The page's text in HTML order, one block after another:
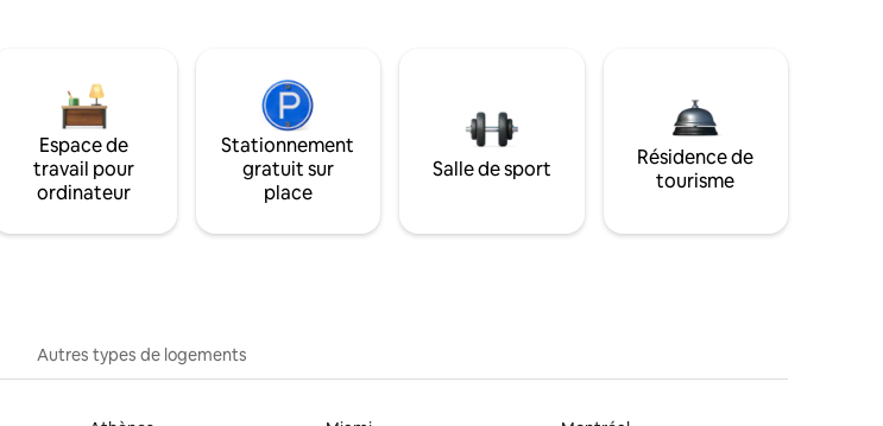
Espace de
travail pour
ordinateur
Stationnement
gratuit sur
place
Salle de sport
Résidence de
tourisme
Autres types de logements